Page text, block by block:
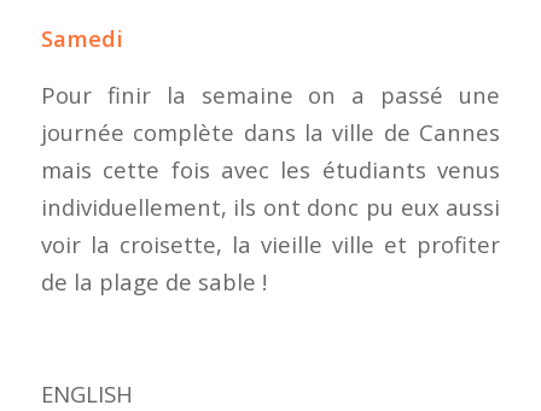
Samedi
Pour finir la semaine on a passé une
journée complète dans la ville de Cannes
mais cette fois avec les étudiants venus
individuellement, ils ont donc pu eux aussi
voir la croisette, la vieille ville et profiter
de la plage de sable !
ENGLISH